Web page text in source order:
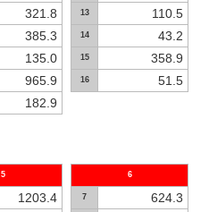
321.8
385.3
135.0
965.9
182.9
13 110.5
14 43.2
15 358.9
16 51.5
5
1203.4
6
7 624.3